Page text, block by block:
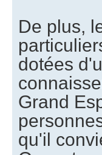
De plus,
dotées
Grand
qu'il